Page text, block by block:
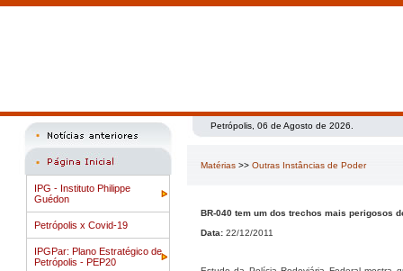
IPG - Instituto Philippe
Guédon
Petrópolis x Covid-19
IPGPar: Plano Estratégico de
Petrópolis - PEP20
Petrópolis, 06 de Agosto de 2026.
Matérias >> Outras Instâncias de Poder
BR-040 tem um dos trechos mais perigosos
Data: 22/12/2011